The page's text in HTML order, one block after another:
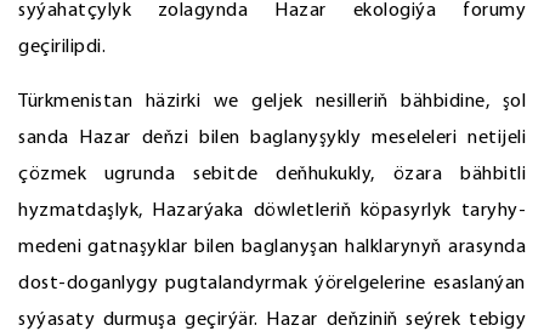
syýahatçylyk zolagynda Hazar ekologiýa forumy
geçirilipdi.
Türkmenistan häzirki we geljek nesilleriň bähbidine, şol
sanda Hazar deňzi bilen baglanyşykly meseleleri netijeli
çözmek ugrunda sebitde deňhukukly, özara bähbitli
hyzmatdaşlyk, Hazarýaka döwletleriň köpasyrlyk taryhy-
medeni gatnaşyklar bilen baglanyşan halklarynyň arasynda
dost-doganlygy pugtalandyrmak ýörelgelerine esaslanýan
syýasaty durmuşa geçirýär. Hazar deňziniň seýrek tebigy